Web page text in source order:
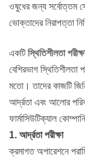
ওষুধের জন্য সর্বোত্তম
ভোক্তাদের নিরাপত্তা
একটিস্থিতিশীলতা
বেশিরভাগ স্থিতিশীলতা
মতো। তাদের কাজটি
আর্দ্রতা এবং আলোর
ফার্মাসিউটিক্যাল
1. আর্দ্রতা পরীক্ষা
ক্রমাগত অপারেশনে